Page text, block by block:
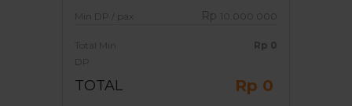
Min DP / pax Rp 10.000.000
Total Min
DP
Rp 0
TOTAL Rp 0